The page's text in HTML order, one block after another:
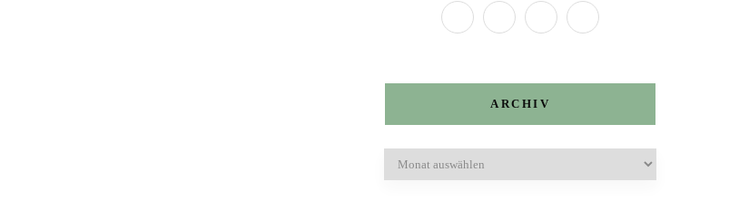
ARCHIV